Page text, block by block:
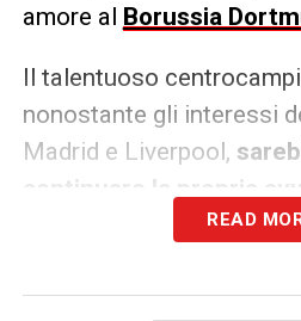
amore al Borussia
Il talentuoso
nonostante gli interessi
Madrid e Liverpool,
continuare la propria
Germania ancora per
LA PLAYLIST DELLE
READ